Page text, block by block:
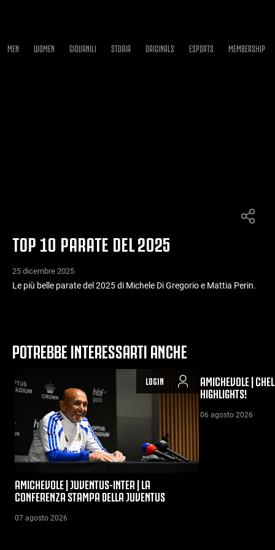
MEN WOMEN GIOVANILI STORIA ORIGINALS ESPORTS MEMBERSHIP
TOP 10 PARATE DEL 2025
25 dicembre 2025
Le più belle parate del 2025 di Michele Di Gregorio e Mattia Perin.
POTREBBE INTERESSARTI ANCHE
LOGIN
AMICHEVOLE | JUVENTUS-INTER | LA
CONFERENZA STAMPA DELLA JUVENTUS
07 agosto 2026
AMICHEVOLE |
HIGHLIGHTS!
06 agosto 2026